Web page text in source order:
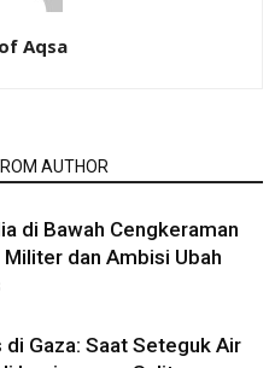
Aqsa
AUTHOR
di Bawah Cengkeraman
dan Ambisi Ubah
di Gaza: Saat Seteguk Air